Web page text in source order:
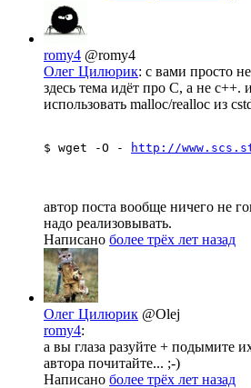
romy4 @romy4
Олег Цилюрик: с вами просто
здесь тема идёт про С, а не
использовать malloc/realloc из
$ wget -O - http://
автор поста вообще ничего не
надо реализовывать.
Написано более трёх лет назад
Олег Цилюрик @Olej
romy4:
а вы глаза разуйте + подымите
автора почитайте... ;-)
Написано более трёх лет назад